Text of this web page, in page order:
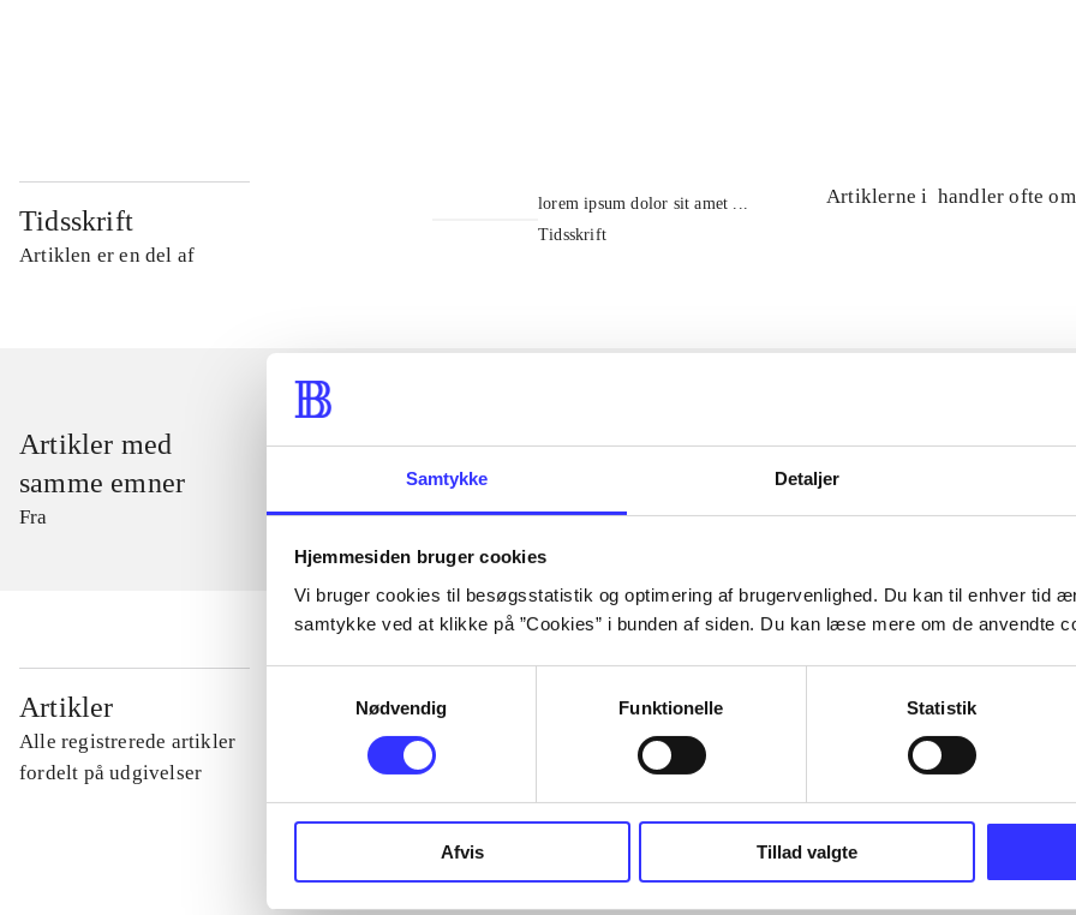
Samtykke Detaljer
Hjemmesiden bruger cookies
Vi bruger cookies til besøgsstatistik og optimering af brugervenlighed. Du kan til enhver tid
samtykke ved at klikke på ”Cookies” i bunden af siden. Du kan læse mere om de anvendte
Nødvendig
Funktionelle Statistik
Afvis Tillad valgte
Tidsskrift
Artiklen er en del af
lorem ipsum dolor sit amet ...
Tidsskrift
Artiklerne i handler ofte om
Artikler med
samme emner
Fra
Artikler
Alle registrerede artikler
fordelt på udgivelser
...